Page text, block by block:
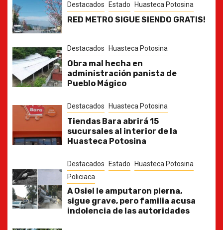
Destacados Estado Huasteca Potosina
RED METRO SIGUE SIENDO GRATIS!
Destacados Huasteca Potosina
Obra mal hecha en
administración panista de
Pueblo Mágico
Destacados Huasteca Potosina
Tiendas Bara abrirá 15
sucursales al interior de la
Huasteca Potosina
Destacados Estado
Huasteca Potosina
Policiaca
A Osiel le amputaron pierna,
sigue grave, pero familia acusa
indolencia de las autoridades